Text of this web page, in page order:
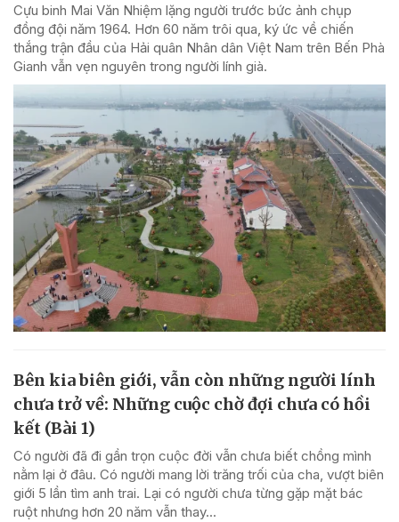
Cựu binh Mai Văn Nhiệm lặng người trước bức ảnh chụp
đồng đội năm 1964. Hơn 60 năm trôi qua, ký ức về chiến
thắng trận đầu của Hải quân Nhân dân Việt Nam trên Bến Phà
Gianh vẫn vẹn nguyên trong người lính già.
Bên kia biên giới, vẫn còn những người lính
chưa trở về: Những cuộc chờ đợi chưa có hồi
kết (Bài 1)
Có người đã đi gần trọn cuộc đời vẫn chưa biết chồng mình
nằm lại ở đâu. Có người mang lời trăng trối của cha, vượt biên
giới 5 lần tìm anh trai. Lại có người chưa từng gặp mặt bác
ruột nhưng hơn 20 năm vẫn thay...